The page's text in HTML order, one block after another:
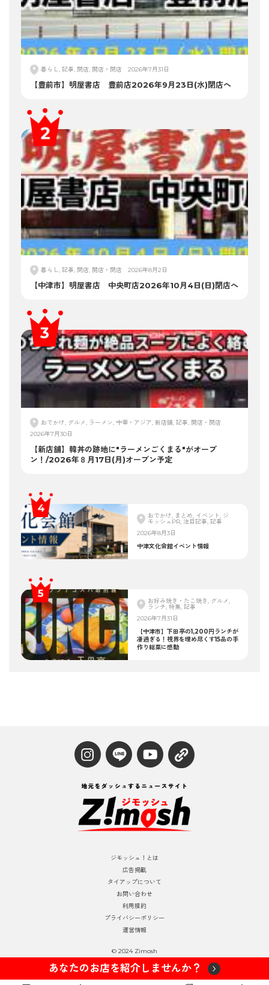
暮らし, 記事, 閉店, 開店・閉店 2026年7月31日
【豊前市】明屋書店 豊前店2026年9月23日(水)閉店へ
暮らし, 記事, 閉店, 開店・閉店 2026年8月2日
【中津市】明屋書店 中央町店2026年10月4日(日)閉店へ
おでかけ, グルメ, ラーメン, 中華・アジア, 新店舗, 記事, 開店・閉店
2026年7月30日
【新店舗】韓丼の跡地に"ラーメンごくまる"がオープ
ン！/2026年８月17日(月)オープン予定
おでかけ, まとめ, イベント, ジ
モッシュPR, 注目記事, 記事
2026年8月3日
中津文化会館イベント情報
お好み焼き・たこ焼き, グルメ,
ランチ, 特集, 記事
2026年7月31日
【中津市】下田亭の1,200円ランチが
凄過ぎる！視界を埋め尽くす15品の手
作り総菜に感動
ジモッシュ！とは
広告掲載
タイアップについて
お問い合わせ
利用規約
プライバシーポリシー
運営情報
© 2024 Zimosh
あなたのお店を紹介しませんか？